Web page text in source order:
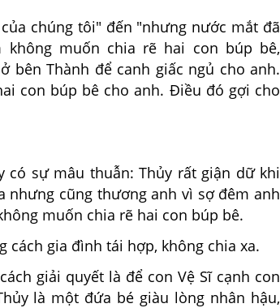
chúng tôi" đến "nhưng nước mắt đã
muốn chia rẽ hai con búp bê,
bên Thành để canh giấc ngủ cho anh.
con búp bê cho anh. Điều đó gợi cho
có sự mâu thuẫn: Thủy rất giận dữ khi
nhưng cũng thương anh vì sợ đêm anh
muốn chia rẽ hai con búp bê.
cách gia đình tái hợp, không chia xa.
giải quyết là để con Vệ Sĩ cạnh con
là một đứa bé giàu lòng nhân hậu,